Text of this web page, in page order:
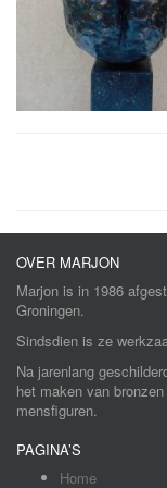
OVER MARJON
Marjon is in 1986
Groningen.
Sindsdien is ze
Na jarenlang
het maken van
mensfiguren.
PAGINA’S
Home